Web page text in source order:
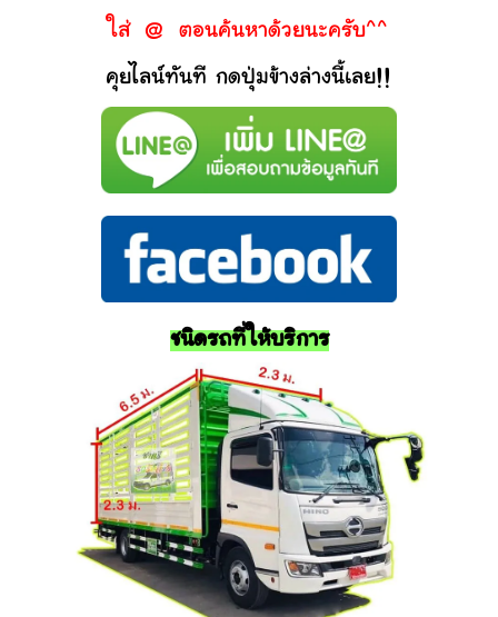
ใส่ @ ตอนค้นหาด้วยนะครับ^^
คุยไลน์ทันที กดปุ่มข้างล่างนี้เลย!!
ชนิดรถที่ให้บริการ